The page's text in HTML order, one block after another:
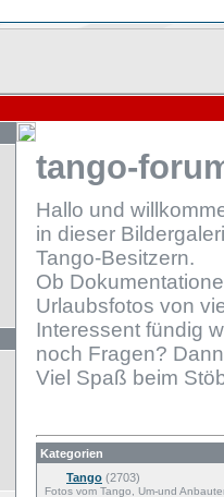
tango-
Hallo und
in dieser
Tango-Besitzern.
Ob
Urlaubsfotos von
Interessent fündig
noch Fragen?
Viel Spaß beim
Kategorien
Tango (2703)
Fotos vom Tango, Um-und